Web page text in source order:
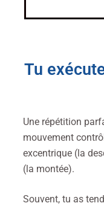
Tu
Une répétition
mouvement
excentrique (la
(la montée).
Souvent, tu as